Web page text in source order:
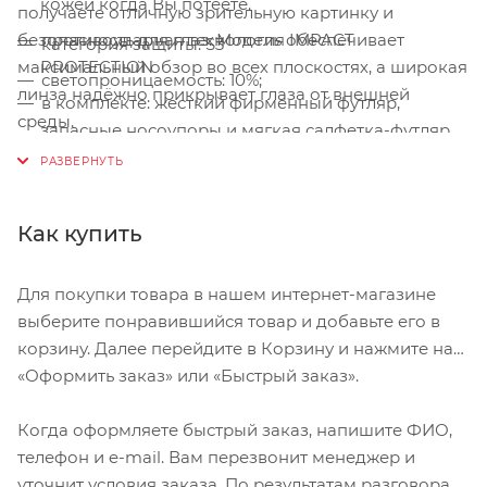
получаете отличную зрительную картинку и
безопасность для глаз. Модель обеспечивает
максимальный обзор во всех плоскостях, а широкая
линза надёжно прикрывает глаза от внешней
среды.
противоударная технология IMPACT
PROTECTION
в комплекте: жесткий фирменный футляр,
запасные носоупоры и мягкая салфетка-футляр.
сплошная линза без контура обеспечивает
версия Radar Path отличается большей
материал линз: PLUTONITE® на 100% процентов
защищают от УФ-лучей A, B и С, а также от
вредного излучения "синего" спектра с длиной
линзы: сферическая, с зеркальным покрытием,
устраняет 90% окружающего света и блокирует
категория защиты: S3
светопроницаемость: 10%;
Как купить
Для покупки товара в нашем интернет-магазине
выберите понравившийся товар и добавьте его в
корзину. Далее перейдите в Корзину и нажмите на
«Оформить заказ» или «Быстрый заказ».
Когда оформляете быстрый заказ, напишите ФИО,
телефон и e-mail. Вам перезвонит менеджер и